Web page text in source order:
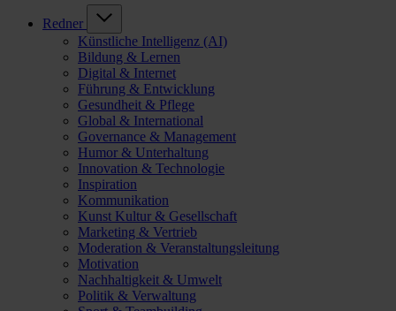
Redner
Künstliche Intelligenz (AI)
Bildung & Lernen
Digital & Internet
Führung & Entwicklung
Gesundheit & Pflege
Global & International
Governance & Management
Humor & Unterhaltung
Innovation & Technologie
Inspiration
Kommunikation
Kunst Kultur & Gesellschaft
Marketing & Vertrieb
Moderation & Veranstaltungsleitung
Motivation
Nachhaltigkeit & Umwelt
Politik & Verwaltung